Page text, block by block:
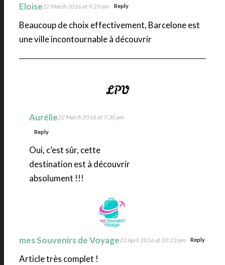
Eloise22 March 2016 at 9:29 am Reply
Beaucoup de choix effectivement, Barcelone est
une ville incontournable à découvrir
Aurélie22 March 2016 at 7:30 pm
Reply
Oui, c’est sûr, cette
destination est à découvrir
absolument !!!
mes Souvenirs de Voyage23 April 2016 at 10:23 pm Reply
Article très complet !